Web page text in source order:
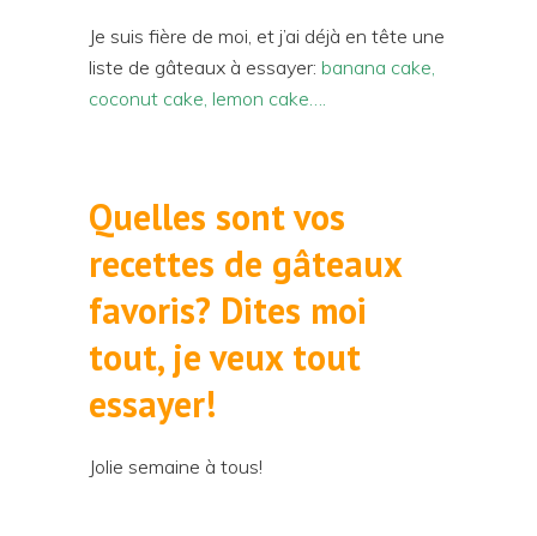
Je suis fière de moi, et j’ai déjà en tête une
liste de gâteaux à essayer: banana cake,
coconut cake, lemon cake….
Quelles sont vos
recettes de gâteaux
favoris? Dites moi
tout, je veux tout
essayer!
Jolie semaine à tous!